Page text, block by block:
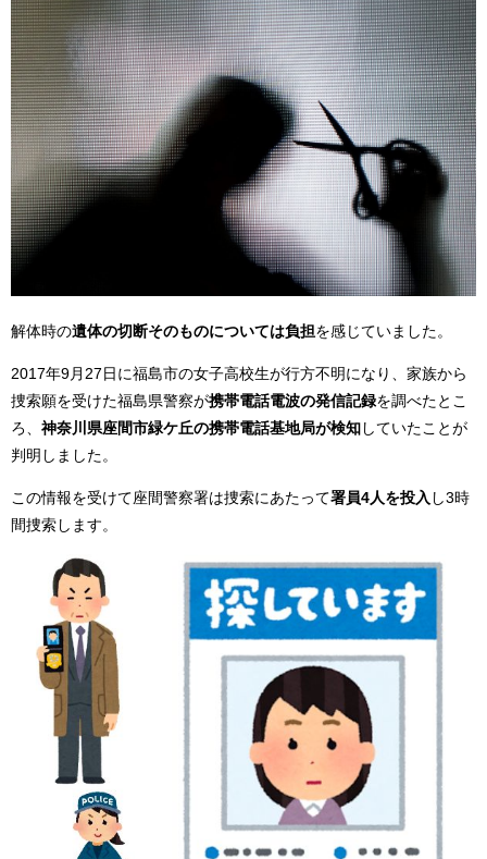
解体時の遺体の切断そのものについては負担を感じていました。
2017年9月27日に福島市の女子高校生が行方不明になり、家族から
捜索願を受けた福島県警察が携帯電話電波の発信記録を調べたとこ
ろ、 神奈川県座間市緑ケ丘の携帯電話基地局が検知 していたことが
判明しました。
この情報を受けて座間警察署は捜索にあたって署員4人を投入 し3時
間捜索します。